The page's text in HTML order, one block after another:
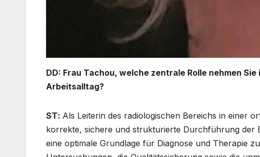
DD: Frau Tachou, welche zentrale Rolle nehmen
Arbeitsalltag?
SΤ: Als Leiterin des radiologischen Bereichs in einer
korrekte, sichere und strukturierte Durchführung der
eine optimale Grundlage für Diagnose und Therapie